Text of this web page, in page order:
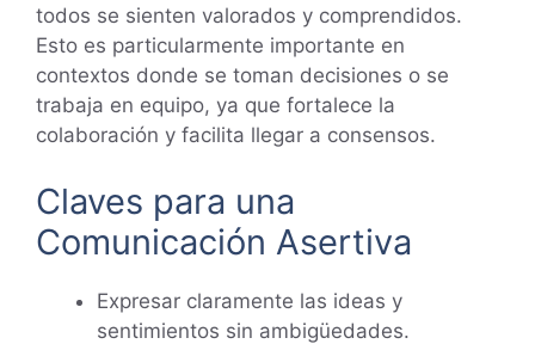
todos se sienten valorados y comprendidos.
Esto es particularmente importante en
contextos donde se toman decisiones o se
trabaja en equipo, ya que fortalece la
colaboración y facilita llegar a consensos.
Claves para una
Comunicación Asertiva
Expresar claramente las ideas y
sentimientos sin ambigüedades.